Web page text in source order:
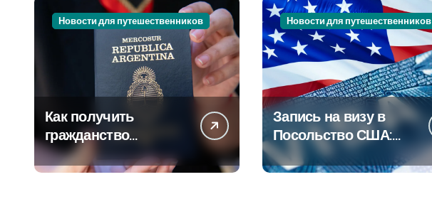
Новости для путешественников
Как получить
гражданство
Аргентины: Полное
руководство
Новости для путешественников
Запись на визу в
Посольство США:
Пошаговое
руководство